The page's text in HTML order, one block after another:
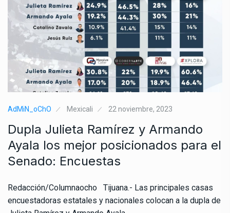
AdMiN_oChO Mexicali 22 noviembre, 2023
Dupla Julieta Ramírez y Armando
Ayala los mejor posicionados para el
Senado: Encuestas
Redacción/Columnaocho Tijuana.- Las principales casas
encuestadoras estatales y nacionales colocan a la dupla de